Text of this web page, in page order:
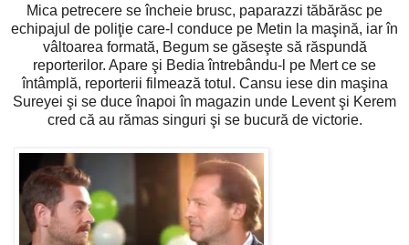
Mica petrecere se încheie brusc, paparazzi tăbărăsc pe
echipajul de poliţie care-l conduce pe Metin la maşină, iar în
vâltoarea formată, Begum se găseşte să răspundă
reporterilor. Apare şi Bedia întrebându-l pe Mert ce se
întâmplă, reporterii filmează totul. Cansu iese din maşina
Sureyei şi se duce înapoi în magazin unde Levent şi Kerem
cred că au rămas singuri şi se bucură de victorie.